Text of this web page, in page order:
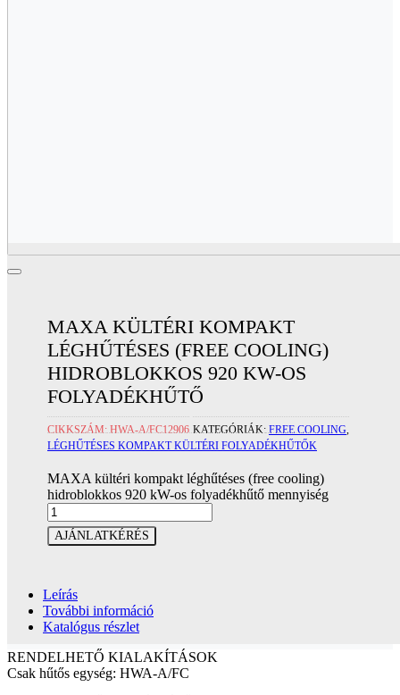
MAXA KÜLTÉRI KOMPAKT
LÉGHŰTÉSES (FREE COOLING)
HIDROBLOKKOS 920 KW-OS
FOLYADÉKHŰTŐ
CIKKSZÁM:HWA-A/FC12906 KATEGÓRIÁK:FREE COOLING,
LÉGHŰTÉSES KOMPAKT KÜLTÉRI FOLYADÉKHŰTŐK
MAXA kültéri kompakt léghűtéses (free cooling)
hidroblokkos 920 kW-os folyadékhűtő mennyiség
AJÁNLATKÉRÉS
Leírás
További információ
Katalógus részlet
RENDELHETŐ KIALAKÍTÁSOK
Csak hűtős egység: HWA-A/FC